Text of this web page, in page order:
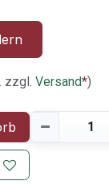
zzgl. Versand*)